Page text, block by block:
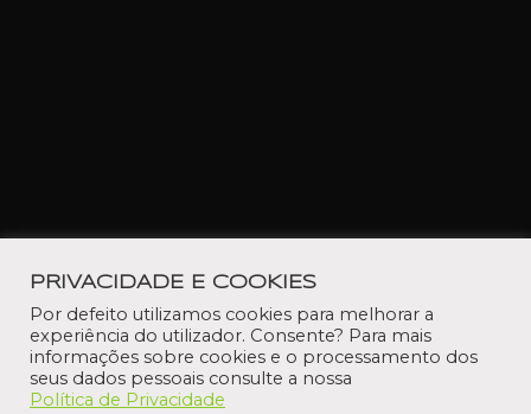
PRIVACIDADE E COOKIES
Por defeito utilizamos cookies para melhorar a
experiência do utilizador. Consente? Para mais
informações sobre cookies e o processamento dos
seus dados pessoais consulte a nossa
Política de Privacidade